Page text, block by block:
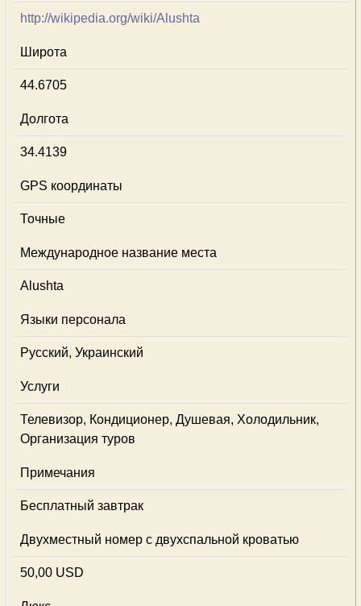
http://wikipedia.org/wiki/Alushta
Широта
44.6705
Долгота
34.4139
GPS координаты
Точные
Международное название места
Alushta
Языки персонала
Русский, Украинский
Услуги
Телевизор, Кондиционер, Душевая, Холодильник,
Организация туров
Примечания
Бесплатный завтрак
Двухместный номер с двухспальной кроватью
50,00 USD